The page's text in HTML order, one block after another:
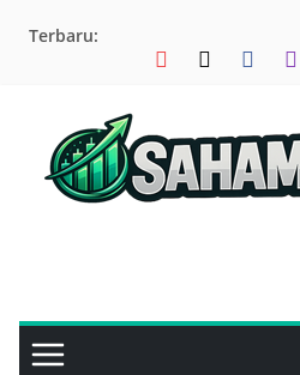
Terbaru: